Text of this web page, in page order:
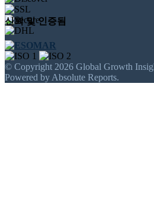
신뢰 및 인증됨
© Copyright 2026 Global Growth
Powered by Absolute Reports.